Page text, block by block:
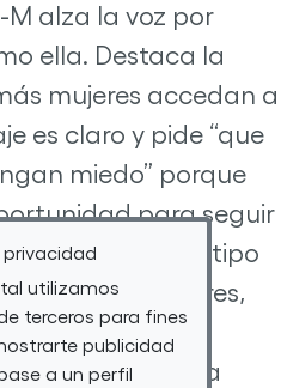
utilizamos
terceros para fines
publicidad
a un perfil
M alza la voz por
ella. Destaca la
mujeres accedan a
es claro y pide “que
miedo” porque
para seguir
señala que este tipo
solo para hombres,
Para ella,
es una vía para